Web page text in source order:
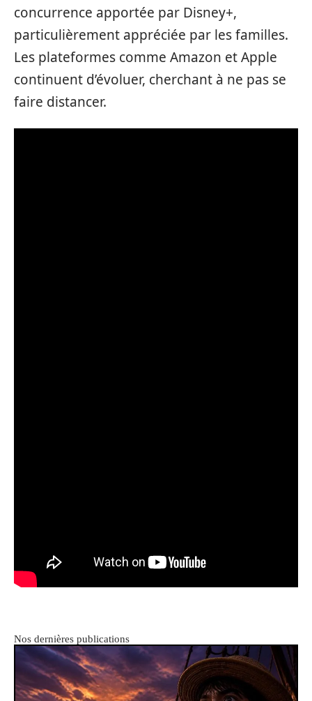
concurrence apportée par Disney+,
particulièrement appréciée par les familles.
Les plateformes comme Amazon et Apple
continuent d’évoluer, cherchant à ne pas se
faire distancer.
Nos dernières publications